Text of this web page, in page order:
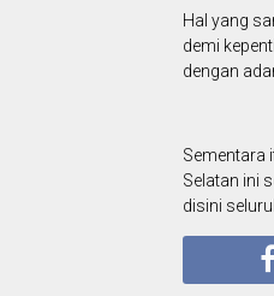
Hal yang
demi
dengan
Sementara
Selatan ini
disini